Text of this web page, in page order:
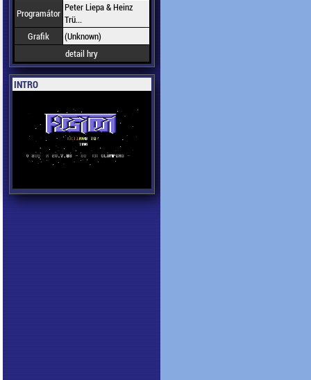
Programátor Peter Liepa & Heinz
Trü...
Grafik
(Unknown)
detail hry
INTRO